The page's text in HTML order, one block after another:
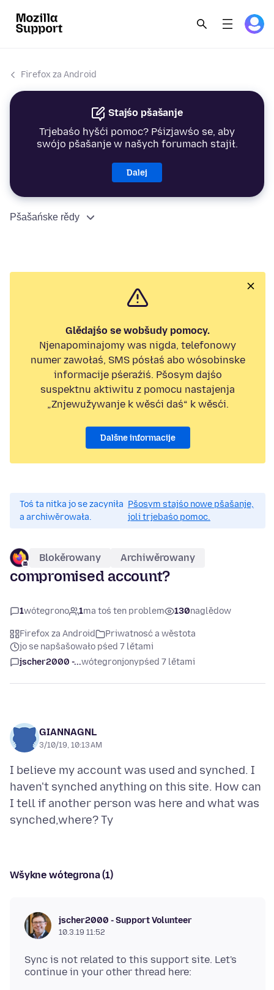
Firefox za Android
Stajśo pšašanje
Trjebaśo hyšći pomoc? Pśizjawśo se, aby
swójo pšašanje w našych forumach stajił.
Dalej
Pšašańske rědy
Glědajśo se wobšudy pomocy.
Njenapominajomy was nigda, telefonowy
numer zawołaś, SMS pósłaś abo wósobinske
informacije pśeraźiś. Pšosym dajśo
suspektnu aktiwitu z pomocu nastajenja
„Znjewužywanje k wěsći daś“ k wěsći.
Dalšne informacije
Toś ta nitka jo se zacyniła
a archiwěrowała.
Pšosym stajśo nowe pšašanje,
joli trjebaśo pomoc.
Blokěrowany Archiwěrowany
compromised account?
1wótegrono 1ma toś ten problem 130naglědow
Firefox za Android
Priwatnosć a wěstota
jo se napšašowało pśed 7 lětami
jscher2000 -...wótegronjonypśed 7 lětami
GIANNAGNL
3/10/19, 10:13 AM
I believe my account was used and synched. I
haven't synched anything on this site. How can
I tell if another person was here and what was
Wšykne wótegrona (1)
jscher2000 - Support Volunteer
10.3.19 11:52
Sync is not related to this support site. Let's